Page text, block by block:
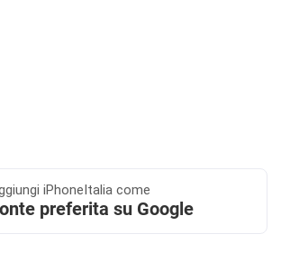
iPhoneItalia come
preferita su Google